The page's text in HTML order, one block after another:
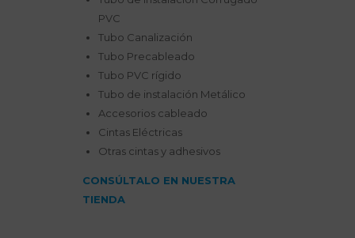
PVC
Tubo Canalización
Tubo Precableado
Tubo PVC rígido
Tubo de instalación Metálico
Accesorios cableado
Cintas Eléctricas
Otras cintas y adhesivos
CONSÚLTALO EN NUESTRA
TIENDA